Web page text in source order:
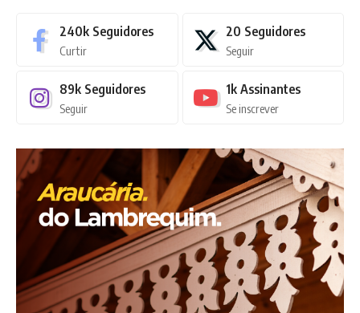
240k Seguidores
Curtir
20 Seguidores
Seguir
89k Seguidores
Seguir
1k Assinantes
Se inscrever